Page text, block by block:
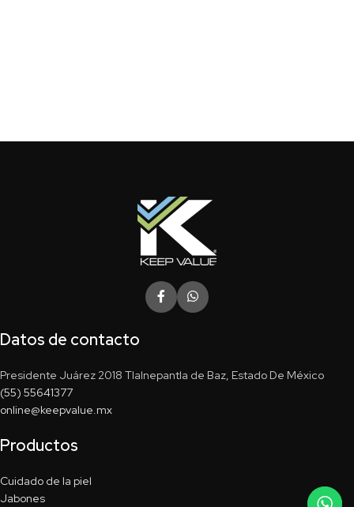
Datos de contacto
Presidente Juárez 2018 Tlalnepantla de Baz, Estado De México
(55) 55641377
online@keepvalue.mx
Productos
Cuidado de la piel
Jabones